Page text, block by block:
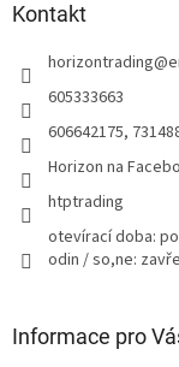
Kontakt
horizontrading@
605333663
606642175,
Horizon na
htptrading
otevírací doba:
odin / so,ne:
Informace pro